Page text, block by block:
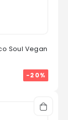
Soul Vegan
-20%